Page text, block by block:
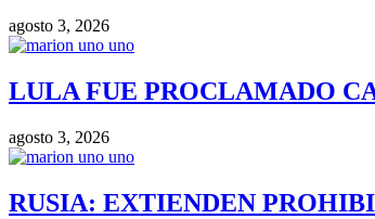
agosto 3, 2026
LULA FUE PROCLAMADO
agosto 3, 2026
RUSIA: EXTIENDEN